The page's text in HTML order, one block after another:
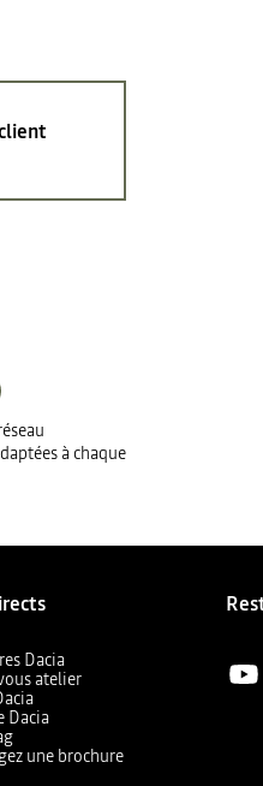
à chaque
Dacia
atelier
Dacia
une brochure